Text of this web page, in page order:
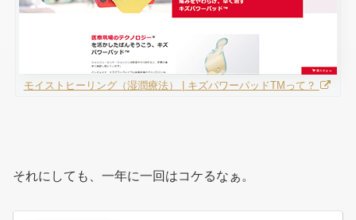
モイストヒーリング（湿潤療法） | キズパワーパッドTMって？
それにしても、一年に一回はコケるなぁ。